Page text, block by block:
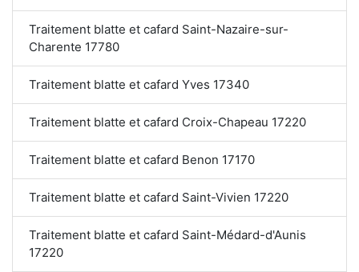
Traitement blatte et cafard Saint-Nazaire-sur-
Charente 17780
Traitement blatte et cafard Yves 17340
Traitement blatte et cafard Croix-Chapeau 17220
Traitement blatte et cafard Benon 17170
Traitement blatte et cafard Saint-Vivien 17220
Traitement blatte et cafard Saint-Médard-d'Aunis
17220